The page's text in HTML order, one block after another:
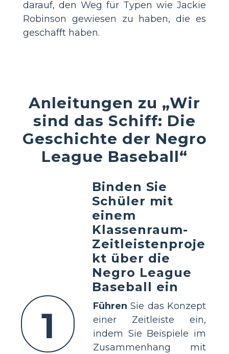
darauf, den Weg für Typen wie Jackie
Robinson gewiesen zu haben, die es
geschafft haben.
Anleitungen zu „Wir
sind das Schiff: Die
Geschichte der Negro
League Baseball“
1
Binden Sie
Schüler mit
einem
Klassenraum-
Zeitleistenproje
kt über die
Negro League
Baseball ein
Führen Sie das Konzept
einer Zeitleiste ein,
indem Sie Beispiele im
Zusammenhang mit